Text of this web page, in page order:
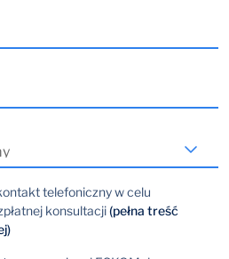
telefoniczny w celu
konsultacji(pełna treść